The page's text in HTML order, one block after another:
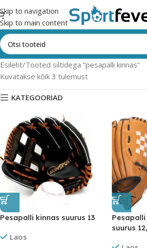
Skip to navigation
Skip to main content
Esileht Tooted siltidega “pesapalli kinnas”
Kuvatakse kõik 3 tulemust
KATEGOORIAD
Pesapalli kinnas suurus 13
Laos
suurus